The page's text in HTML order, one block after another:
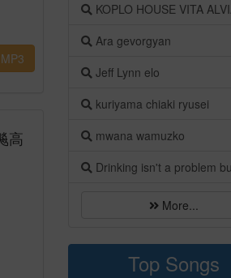
高
KOPLO HOUSE VITA
Ara gevorgyan
Jeff Lynn elo
kuriyama chiaki ryusei
mwana wamuzko
Drinking isn't a problem but a
More...
Top Songs